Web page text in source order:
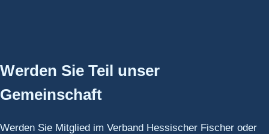
Werden Sie Teil unser
Gemeinschaft
Werden Sie Mitglied im Verband Hessischer Fischer oder